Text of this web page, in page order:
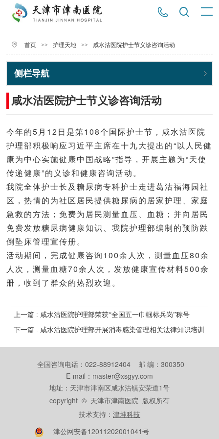
首页 >> 护理天地 >> 咸水沽医院护士节义诊咨询活动
侧栏导航
咸水沽医院护士节义诊咨询活动
今年的5月12日是第108个国际护士节，咸水沽医院
护理部积极响应习近平主席在十九大提出的“以人民健
康为中心实施健康中国战略”指导，开展主题为“天使
传递健康”的义诊和健康咨询活动。
我院全体护士长及糖尿病专科护士走进葛沽福海园社
区，热情的为社区居民提供糖尿病的居家护理、家庭
急救的方法；免费为居民测量血压、血糖；并向居民
免费发放糖尿病健康知识、我院护理部编制的预防跌
倒坠床管理宣传册。
活动期间，完成健康咨询100余人次，测量血压80余
人次，测量血糖70余人次，发放健康宣传材料500余
册，收到了群众的热烈欢迎。
上一篇 : 咸水沽医院护理部荣获“全国五一巾帼标兵岗”称号
下一篇 : 咸水沽医院护理部开展消毒感染管理相关法律知识培训
全国咨询电话：022-88912404 邮 编：300350
E-mail：master@xsgyy.com
地址：天津市津南区咸水沽镇安荣道1号
copyright © 天津市津南医院 版权所有
技术支持： 津坤科技
津公网安备12011202001041号